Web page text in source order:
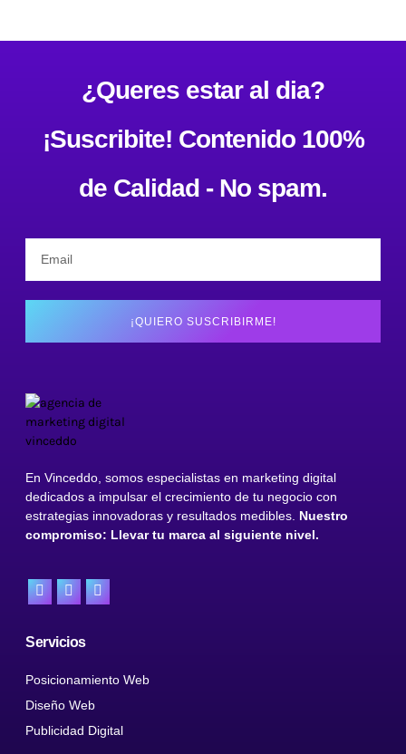
¿Queres estar al dia?
¡Suscribite! Contenido 100%
de Calidad - No spam.
¡QUIERO SUSCRIBIRME!
En Vinceddo, somos especialistas en marketing digital
dedicados a impulsar el crecimiento de tu negocio con
estrategias innovadoras y resultados medibles. Nuestro
compromiso: Llevar tu marca al siguiente nivel.
Servicios
Posicionamiento Web
Diseño Web
Publicidad Digital